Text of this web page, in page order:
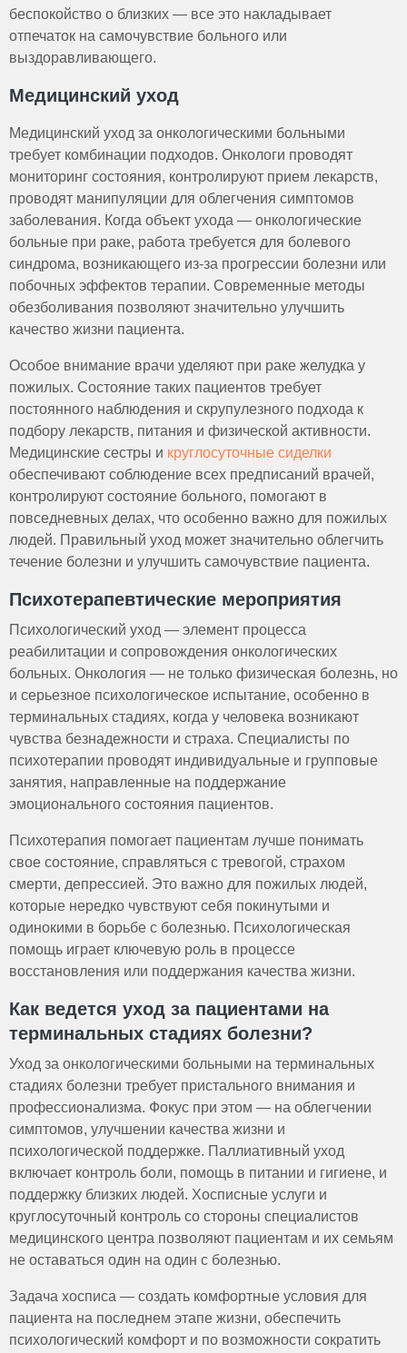
беспокойство о близких — все это накладывает
отпечаток на самочувствие больного или
выздоравливающего.
Медицинский уход
Медицинский уход за онкологическими больными
требует комбинации подходов. Онкологи проводят
мониторинг состояния, контролируют прием лекарств,
проводят манипуляции для облегчения симптомов
заболевания. Когда объект ухода — онкологические
больные при раке, работа требуется для болевого
синдрома, возникающего из-за прогрессии болезни или
побочных эффектов терапии. Современные методы
обезболивания позволяют значительно улучшить
качество жизни пациента.
Особое внимание врачи уделяют при раке желудка у
пожилых. Состояние таких пациентов требует
постоянного наблюдения и скрупулезного подхода к
подбору лекарств, питания и физической активности.
Медицинские сестры и круглосуточные сиделки
обеспечивают соблюдение всех предписаний врачей,
контролируют состояние больного, помогают в
повседневных делах, что особенно важно для пожилых
людей. Правильный уход может значительно облегчить
течение болезни и улучшить самочувствие пациента.
Психотерапевтические мероприятия
Психологический уход — элемент процесса
реабилитации и сопровождения онкологических
больных. Онкология — не только физическая болезнь, но
и серьезное психологическое испытание, особенно в
терминальных стадиях, когда у человека возникают
чувства безнадежности и страха. Специалисты по
психотерапии проводят индивидуальные и групповые
занятия, направленные на поддержание
эмоционального состояния пациентов.
Психотерапия помогает пациентам лучше понимать
свое состояние, справляться с тревогой, страхом
смерти, депрессией. Это важно для пожилых людей,
которые нередко чувствуют себя покинутыми и
одинокими в борьбе с болезнью. Психологическая
помощь играет ключевую роль в процессе
восстановления или поддержания качества жизни.
Как ведется уход за пациентами на
терминальных стадиях болезни?
Уход за онкологическими больными на терминальных
стадиях болезни требует пристального внимания и
профессионализма. Фокус при этом — на облегчении
симптомов, улучшении качества жизни и
психологической поддержке. Паллиативный уход
включает контроль боли, помощь в питании и гигиене, и
поддержку близких людей. Хосписные услуги и
круглосуточный контроль со стороны специалистов
медицинского центра позволяют пациентам и их семьям
не оставаться один на один с болезнью.
Задача хосписа — создать комфортные условия для
пациента на последнем этапе жизни, обеспечить
психологический комфорт и по возможности сократить